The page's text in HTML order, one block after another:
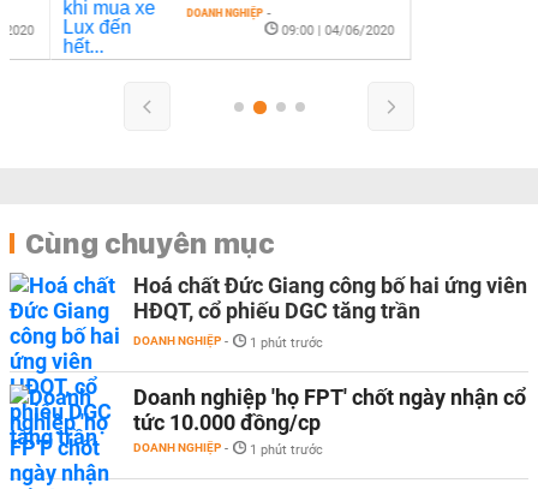
DOANH NGHIỆP -
09:00 | 04/06/2020
Cùng chuyên mục
Hoá chất Đức Giang công bố hai ứng viên
HĐQT, cổ phiếu DGC tăng trần
DOANH NGHIỆP - 1 phút trước
Doanh nghiệp 'họ FPT' chốt ngày nhận cổ
tức 10.000 đồng/cp
DOANH NGHIỆP - 1 phút trước